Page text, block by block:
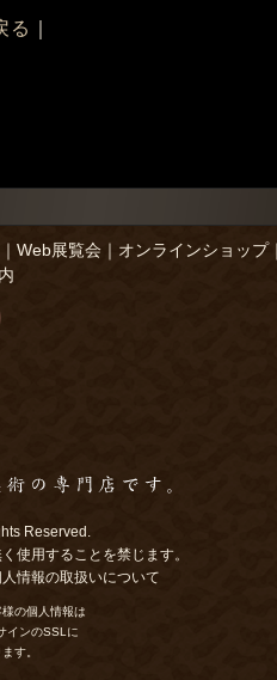
る
Web展覧会 オンラインショップ｜
Reserved.
使用することを禁じます。
情報の取扱いについて
の個人情報は
インのSSLに
す。